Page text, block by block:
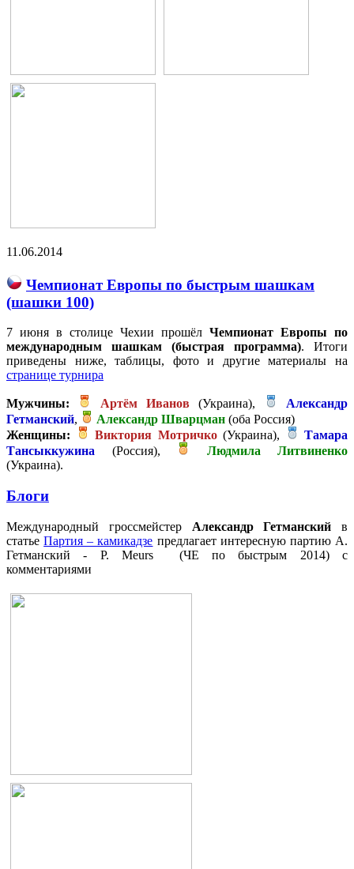
11.06.2014
Чемпионат Европы по быстрым шашкам
(шашки 100)
7 июня в столице Чехии прошёл Чемпионат Европы по
международным шашкам (быстрая программа). Итоги
приведены ниже, таблицы, фото и другие материалы на
странице турнира
Мужчины: Артём Иванов (Украина),
Александр
Гетманский, Александр Шварцман (оба Россия)
Женщины:
Виктория Мотричко(Украина),
Тамара
Тансыккужина (Россия),
Людмила Литвиненко
(Украина).
Блоги
Международный гроссмейстер Александр Гетманский в
статьеПартия – камикадзе предлагает интересную партию А.
Гетманский - P. Meurs (ЧЕ по быстрым 2014) с
комментариями